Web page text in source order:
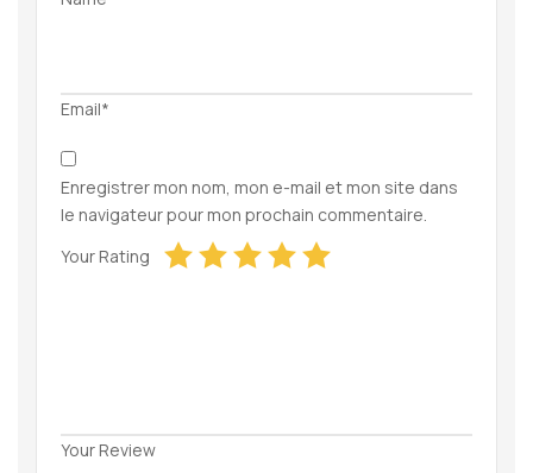
Email*
Enregistrer mon nom, mon e-mail et mon site dans
le navigateur pour mon prochain commentaire.
Your Rating
Your Review